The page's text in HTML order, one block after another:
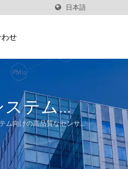
日本語
せ
ステムビ
ム向けの高品質なセンサ